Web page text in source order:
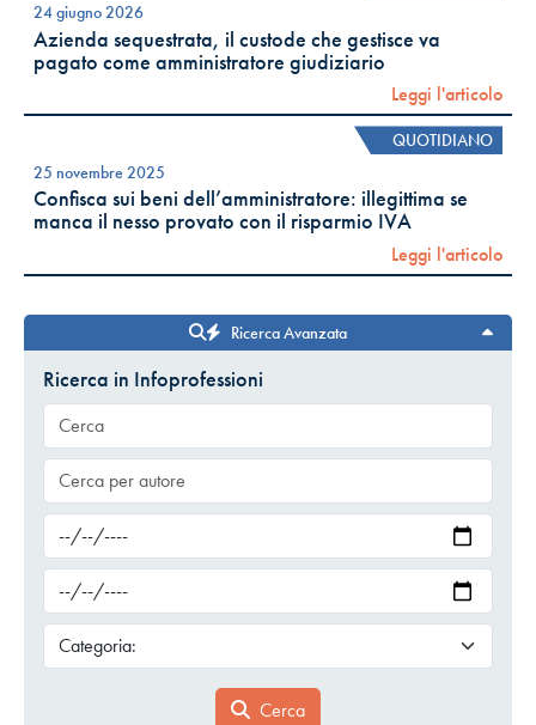
24 giugno 2026
Azienda sequestrata, il custode che gestisce va
pagato come amministratore giudiziario
Leggi l'articolo
QUOTIDIANO
25 novembre 2025
Confisca sui beni dell’amministratore: illegittima se
manca il nesso provato con il risparmio IVA
Leggi l'articolo
Ricerca Avanzata
Ricerca in Infoprofessioni
Cerca